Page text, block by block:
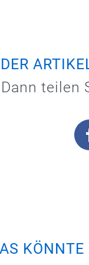
DER
Dann teilen
KÖNNTE